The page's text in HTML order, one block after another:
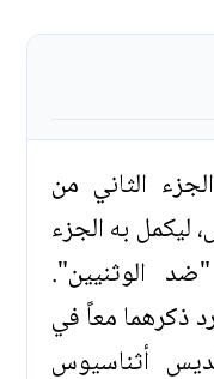
الثاني من
ليكمل به الجزء
الوثنيين".
ذكرهما معاً في
أثناسيوس